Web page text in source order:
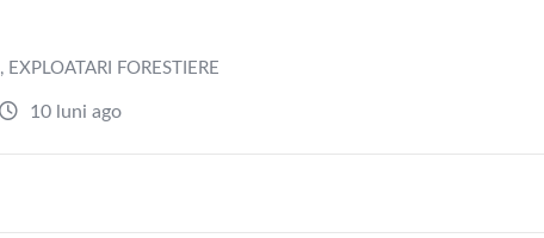
, EXPLOATARI FORESTIERE
10 luni ago